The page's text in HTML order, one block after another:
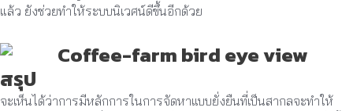
แล้ว ยังช่วยทำให้ระบบนิเวศน์ดีขึ้นอีกด้วย
สรุป
จะเห็นได้ว่าการมีหลักการในการจัดหาแบบยั่งยืนที่เป็นสากลจะทำให้